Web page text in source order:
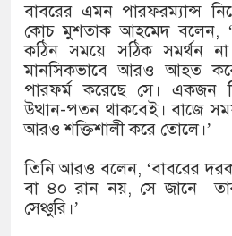
বাবরের এমন পারফরম্যান্স
কোচ মুশতাক আহমেদ বলেন,
কঠিন সময়ে সঠিক সমর্থন
মানসিকভাবে আরও আহত
পারফর্ম করেছে সে। একজন
উত্থান-পতন থাকবেই। বাজে
আরও শক্তিশালী করে তোলে।’
তিনি আরও বলেন, ‘বাবরের
বা ৪০ রান নয়, সে
সেঞ্চুরি।’